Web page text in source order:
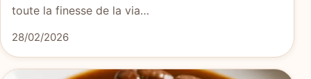
toute la finesse de la via…
28/02/2026